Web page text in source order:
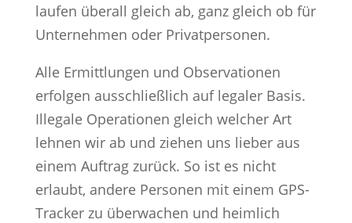
laufen überall gleich ab, ganz gleich ob für
Unternehmen oder Privatpersonen.
Alle Ermittlungen und Observationen
erfolgen ausschließlich auf legaler Basis.
Illegale Operationen gleich welcher Art
lehnen wir ab und ziehen uns lieber aus
einem Auftrag zurück. So ist es nicht
erlaubt, andere Personen mit einem GPS-
Tracker zu überwachen und heimlich